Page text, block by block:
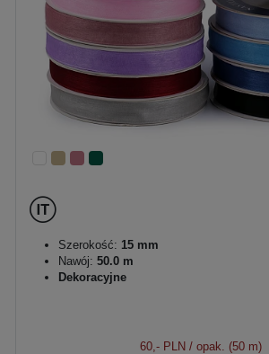
Szerokość: 15 mm
Nawój: 50.0 m
Dekoracyjne
60,- PLN / opak. (50 m)